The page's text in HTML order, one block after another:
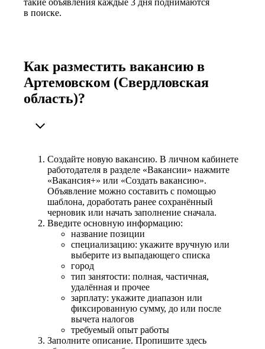
в поиске.
Как разместить вакансию в
Артемовском (Свердловская
область)?
Создайте новую вакансию. В личном кабинете
работодателя в разделе «Вакансии» нажмите
«Вакансия+» или «Создать вакансию».
Объявление можно составить с помощью
шаблона, доработать ранее сохранённый
черновик или начать заполнение сначала.
Введите основную информацию:
название позиции
специализацию: укажите вручную или
выберите из выпадающего списка
город
тип занятости: полная, частичная,
удалённая и прочее
зарплату: укажите диапазон или
фиксированную сумму, до или после
вычета налогов
требуемый опыт работы
Заполните описание. Пропишите здесь